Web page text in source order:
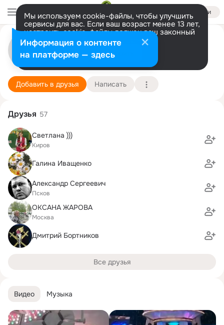
Войти
Мы используем cookie-файлы, чтобы улучшить
сервисы для вас. Если ваш возраст менее 13 лет,
настроить cookie-файлы должен ваш законный
представитель. Больше информации
Разрешить все Настроить
Илья Ваулин
Исламабад 2 августа Подробнее
Добавить в друзья Написать
Видео Музыка
Друзья 57
Светлана )))
Киров
Галина Иващенко
Александр Сергеевич
Псков
ОКСАНА ЖАРОВА
Москва
Дмитрий Бортников
Все друзья
Информация о контенте
на платформе — здесь